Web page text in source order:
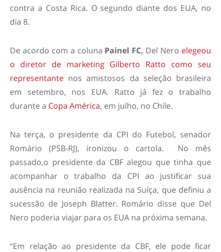
contra a Costa Rica. O segundo diante dos EUA, no
dia 8.
De acordo com a coluna Painel FC, Del Nero elegeou
o diretor de marketing Gilberto Ratto como seu
representante nos amistosos da seleção brasileira
em setembro, nos EUA. Ratto já fez o trabalho
durante a Copa América, em julho, no Chile.
Na terça, o presidente da CPI do Futebol, senador
Romário (PSB-RJ), ironizou o cartola. No mês
passado,o presidente da CBF alegou que tinha que
acompanhar o trabalho da CPI ao justificar sua
ausência na reunião realizada na Suíça, que definiu a
sucessão de Joseph Blatter. Romário disse que Del
Nero poderia viajar para os EUA na próxima semana.
“Em relação ao presidente da CBF, ele pode ficar